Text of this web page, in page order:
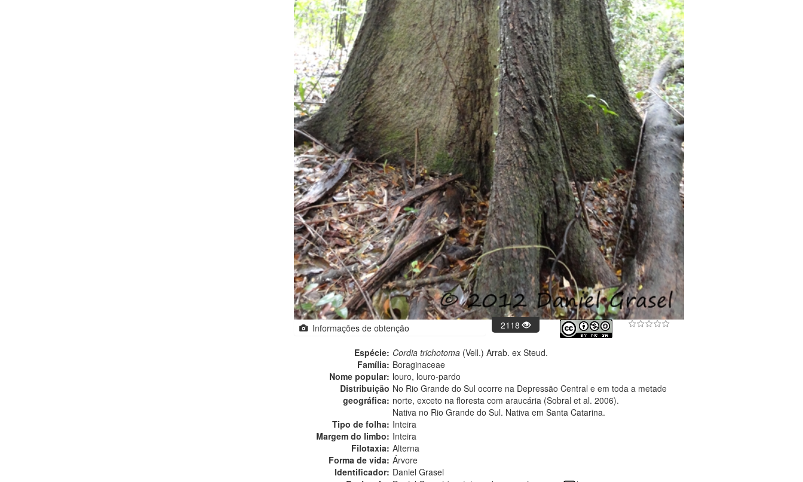
Informações de obtenção 2118
Espécie: Cordia trichotoma (Vell.) Arrab. ex Steud.
Família: Boraginaceae
Nome popular: louro, louro-pardo
Distribuição
geográfica:
No Rio Grande do Sul ocorre na Depressão Central e em toda a metade
norte, exceto na floresta com araucária (Sobral et al. 2006).
Nativa no Rio Grande do Sul. Nativa em Santa Catarina.
Tipo de folha: Inteira
Margem do limbo: Inteira
Filotaxia: Alterna
Forma de vida: Árvore
Identificador: Daniel Grasel